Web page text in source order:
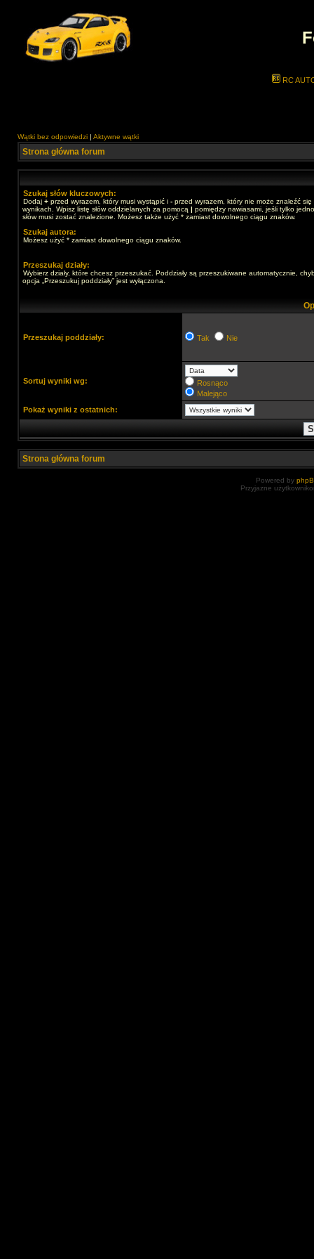
RC
Wątki bez odpowiedzi | Aktywne wątki
Strona główna forum
Szukaj słów kluczowych:
Dodaj + przed wyrazem, który musi wystąpić i - przed wyrazem, który nie może znaleźć się
wynikach. Wpisz listę słów oddzielanych za pomocą | pomiędzy nawiasami, jeśli tylko
słów musi zostać znalezione. Możesz także użyć * zamiast dowolnego ciągu znaków.
Szukaj autora:
Możesz użyć * zamiast dowolnego ciągu znaków.
Przeszukaj działy:
Wybierz działy, które chcesz przeszukać. Poddziały są przeszukiwane automatycznie,
opcja „Przeszukuj poddziały” jest wyłączona.
Przeszukaj poddziały: Tak Nie
Sortuj wyniki wg:
Rosnąco
Malejąco
Pokaż wyniki z ostatnich:
Strona główna forum
Powered by
Przyjazne